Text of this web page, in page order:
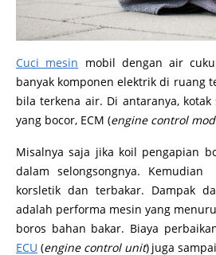
Cuci mesin mobil dengan air
banyak komponen elektrik di ruang
bila terkena air. Di antaranya,
yang bocor, ECM (engine control
Misalnya saja jika koil pengapian
dalam selongsongnya.
korsletik dan terbakar. Dampak
adalah performa mesin yang
boros bahan bakar. Biaya
ECU (engine control unit) juga